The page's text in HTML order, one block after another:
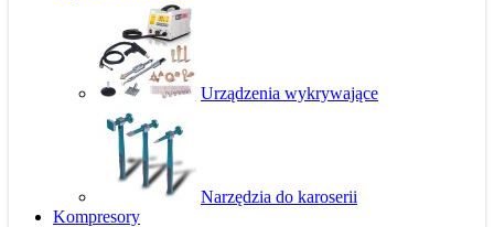
Urządzenia wykrywające
Narzędzia do karoserii
Kompresory